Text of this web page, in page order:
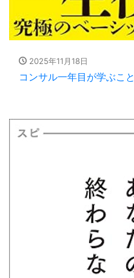
2025年11月18日
コンサル一年目が学ぶこと